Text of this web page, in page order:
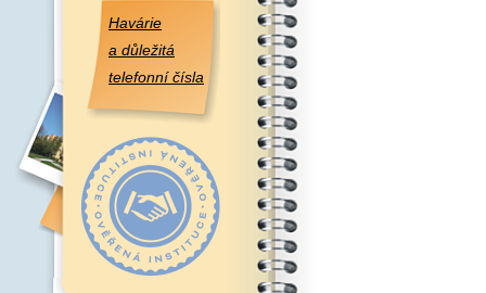
Havárie
a důležitá
telefonní čísla